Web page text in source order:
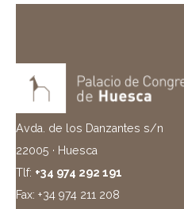
Avda. de los Danzantes s/n
22005 · Huesca
Tlf: +34 974 292 191
Fax: +34 974 211 208